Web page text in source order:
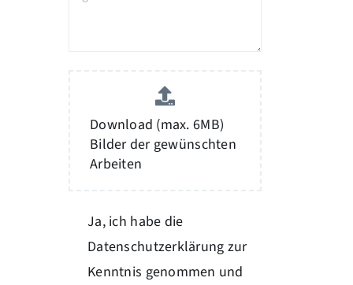
Download (max. 6MB)
Bilder der gewünschten
Arbeiten
Ja, ich habe die
Datenschutzerklärung zur
Kenntnis genommen und